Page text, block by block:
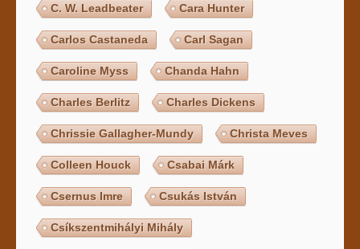
C. W. Leadbeater Cara Hunter
Carlos Castaneda Carl Sagan
Caroline Myss Chanda Hahn
Charles Berlitz Charles Dickens
Chrissie Gallagher-Mundy Christa Meves
Colleen Houck Csabai Márk
Csernus Imre Csukás István
Csíkszentmihályi Mihály